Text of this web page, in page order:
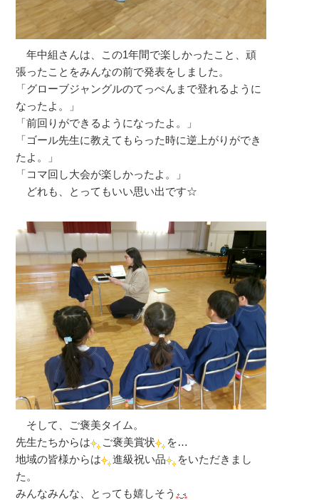
年中組さんは、この1年間で楽しかったこと、頑
張ったことをみんなの前で発表をしました。
「グローブジャングルのてっぺんまで登れるように
なったよ。」
「前回りができるようになったよ。」
「ゴール先生に教えてもらった時に逆上がりができ
たよ。」
「コマ回し大会が楽しかったよ。」
どれも、とってもいい思い出です☆
そして、ご褒美タイム。
先生たちからは
ご褒美賞状
を…
地域の皆様からは
進級祝い品
をいただきまし
た。
みんなみんな、とっても嬉しそう